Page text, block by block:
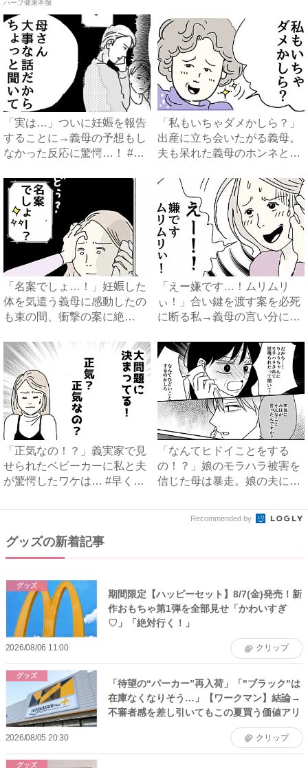
ハーブ健康本舗
「実は…」ついに妊娠を報告
することに→義母の予想もし
なかった反応に驚愕…！ #
「私もいちゃダメかしら？」
出産に立ち会いたがる義母。
夫も呆れた義母のホンネと
「名案でしょ…！」妊娠した
体を気遣う義母に感動したの
も束の間、衝撃の案に絶
「えー嫌です…！ムリムリ
ぃ！」合い鍵を渡す案を必死
に断る私→義母の言い分にあ
「正気なの！？」義実家で見
せられたベビーカーに私と夫
が驚愕したワケは… #早く
「なんてヒドイことをする
の！？」娘のモラハラ被害を
信じた母は暴走。娘の夫に電
Recommended by
グッズの新着記事
グッズ
期間限定【ハッピーセット】8/7(金)発売！新
作おもちゃ第1弾を全部見せ「かわいすぎ
♡」「絶対行く！」
2026/08/06 11:00 クリップ
グッズ
「待望の“パーカー”再入荷」「"ブラック"は
在庫なくなりそう…」【ワークマン】結論→
不審者感を差し引いてもこの夏買う価値アリ
2026/08/05 20:30 クリップ
グッズ